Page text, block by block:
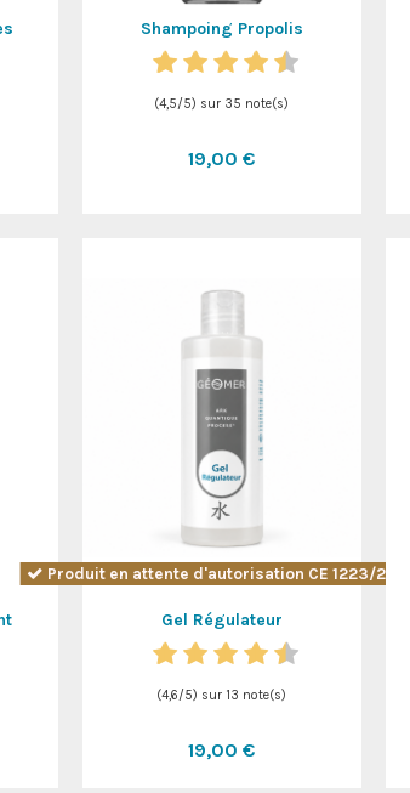
Shampoing Propolis
(4,5/5) sur 35 note(s)
19,00 €
Produit en attente d'autorisation CE 1223/2009
Gel Régulateur
(4,6/5) sur 13 note(s)
19,00 €